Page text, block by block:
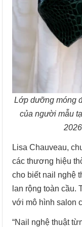
Lớp dưỡng móng
của người mẫu
Lisa Chauveau,
các thương hiệu
cho biết nail nghệ
lan rộng toàn cầu.
với mô hình salon
“Nail nghệ thuật